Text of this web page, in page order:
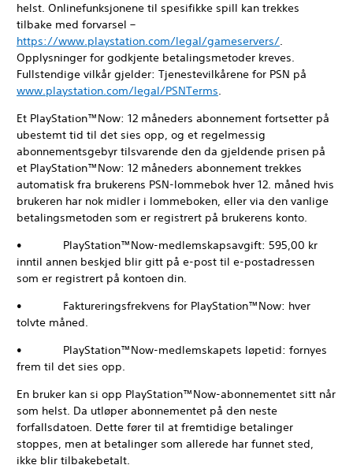
helst. Onlinefunksjonene til spesifikke spill kan trekkes
tilbake med forvarsel –
https://www.playstation.com/legal/gameservers/.
Opplysninger for godkjente betalingsmetoder kreves.
Fullstendige vilkår gjelder: Tjenestevilkårene for PSN på
www.playstation.com/legal/PSNTerms.
Et PlayStation™Now: 12 måneders abonnement fortsetter på
ubestemt tid til det sies opp, og et regelmessig
abonnementsgebyr tilsvarende den da gjeldende prisen på
et PlayStation™Now: 12 måneders abonnement trekkes
automatisk fra brukerens PSN-lommebok hver 12. måned hvis
brukeren har nok midler i lommeboken, eller via den vanlige
betalingsmetoden som er registrert på brukerens konto.
• PlayStation™Now-medlemskapsavgift: 595,00 kr
inntil annen beskjed blir gitt på e-post til e-postadressen
som er registrert på kontoen din.
• Faktureringsfrekvens for PlayStation™Now: hver
tolvte måned.
• PlayStation™Now-medlemskapets løpetid: fornyes
frem til det sies opp.
En bruker kan si opp PlayStation™Now-abonnementet sitt når
som helst. Da utløper abonnementet på den neste
forfallsdatoen. Dette fører til at fremtidige betalinger
stoppes, men at betalinger som allerede har funnet sted,
ikke blir tilbakebetalt.